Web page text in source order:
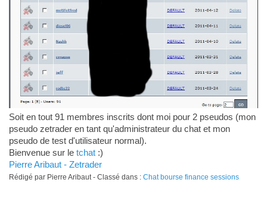
Soit en tout 91 membres inscrits dont moi pour 2 pseudos (mon
pseudo zetrader en tant qu'administrateur du chat et mon
pseudo de test d'utilisateur normal).
Bienvenue sur le tchat:)
Pierre Aribaut - Zetrader
Rédigé par Pierre Aribaut - Classé dans : Chat bourse finance sessions